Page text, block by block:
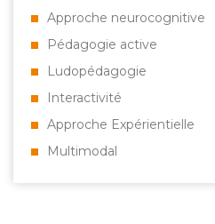
Approche neurocognitive
Pédagogie active
Ludopédagogie
Interactivité
Approche Expérientielle
Multimodal